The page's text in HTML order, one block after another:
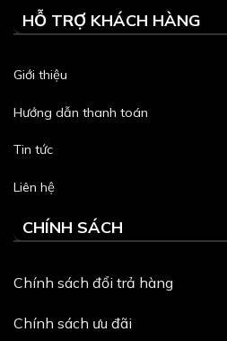
HỖ TRỢ KHÁCH HÀNG
Giới thiệu
Hướng dẫn thanh toán
Tin tức
Liên hệ
CHÍNH SÁCH
Chính sách đổi trả hàng
Chính sách ưu đãi